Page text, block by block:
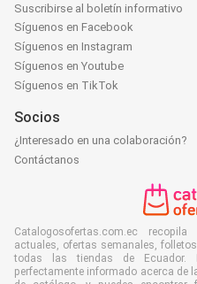
Suscribirse al boletín informativo
Síguenos en Facebook
Síguenos en Instagram
Síguenos en Youtube
Síguenos en TikTok
Socios
¿Interesado en una colaboración?
Contáctanos
Catalogosofertas.com.ec
actuales, ofertas semanales,
todas las tiendas de Ecuador.
perfectamente informado acerca de